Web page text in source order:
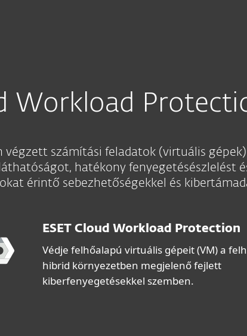
Workload
végzett számítási feladatok (virtuális
hatékony fenyegetésészlelést
érintő sebezhetőségekkel és
ESET Cloud Workload Protection
Védje felhőalapú virtuális gépeit (VM) a
hibrid környezetben megjelenő fejlett
kiberfenyegetésekkel szemben.